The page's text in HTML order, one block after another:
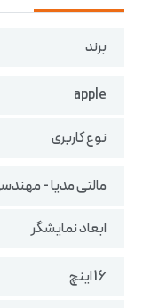
برند
apple
نوع کاربری
مالتی مدیا -
ابعاد نمایشگر
16 اینچ